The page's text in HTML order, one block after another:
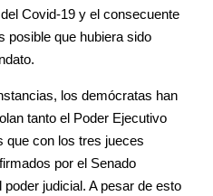
Covid-19 y el consecuente
posible que hubiera sido
los demócratas han
tanto el Poder Ejecutivo
que con los tres jueces
por el Senado
judicial. A pesar de esto